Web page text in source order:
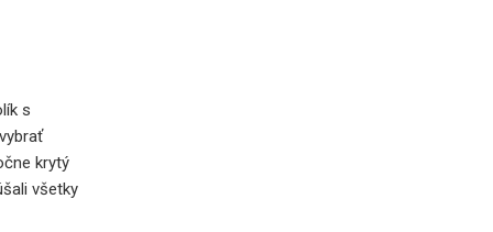
s
krytý
všetky